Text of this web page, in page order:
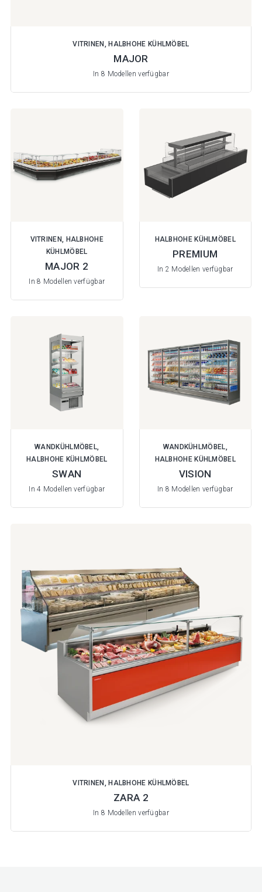
VITRINEN, HALBHOHE KÜHLMÖBEL
MAJOR
In 8 Modellen verfügbar
VITRINEN, HALBHOHE
KÜHLMÖBEL
MAJOR 2
In 8 Modellen verfügbar
HALBHOHE KÜHLMÖBEL
PREMIUM
In 2 Modellen verfügbar
WANDKÜHLMÖBEL,
HALBHOHE KÜHLMÖBEL
SWAN
In 4 Modellen verfügbar
WANDKÜHLMÖBEL,
HALBHOHE KÜHLMÖBEL
VISION
In 8 Modellen verfügbar
VITRINEN, HALBHOHE KÜHLMÖBEL
ZARA 2
In 8 Modellen verfügbar